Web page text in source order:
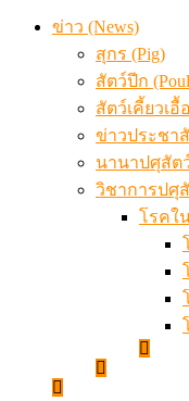
ข่าว (News)
สุกร (Pig)
สัตว์ปีก
สัตว์เคี้ยวเอื้
ข่าวประชา
นานาปศุสัตว์
วิชาการปศุสั
โรคใ